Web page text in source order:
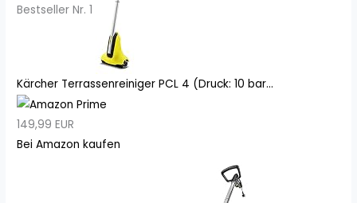
Bestseller Nr. 1
Kärcher Terrassenreiniger PCL 4 (Druck: 10 bar...
149,99 EUR
Bei Amazon kaufen